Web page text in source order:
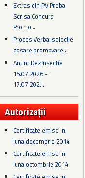
Extras din PV Proba
Scrisa Concurs
Promo...
Proces Verbal selectie
dosare promovare...
Anunt Dezinsectie
15.07.2026 -
17.07.202...
Autorizații
Certificate emise in
luna decembrie 2014
Certificate emise in
luna octombrie 2014